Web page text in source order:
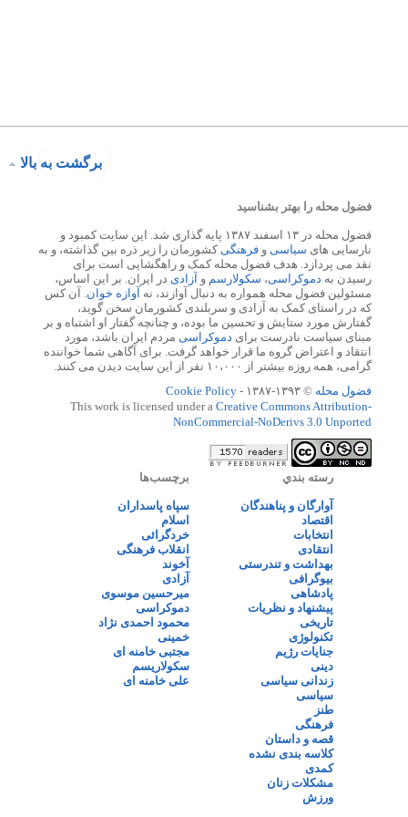
برگشت به بالا
فضول محله را بهتر بشناسید
فضول محله در ۱۳ اسفند ۱۳۸۷ پایه گذاری شد. این سایت کمبود و
نارسایی های سیاسی و فرهنگیکشورمان را زیر ذره بین گذاشته، و به
نقد می پردازد. هدف فضول محله کمک و راهگشایی است برای
رسیدن به دموکراسی، سکولارسم و آزادی در ایران. بر این اساس،
مسئولین فضول محله همواره به دنبال آوازند، نه آوازه خوان. آن کس
که در راستای کمک به آزادی و سربلندی کشورمان سخن گوید،
گفتارش مورد ستایش و تحسین ما بوده، و چنانچه گفتار او اشتباه و بر
مبنای سیاست نادرست برای دموکراسی مردم ایران باشد، مورد
انتقاد و اعتراض گروه ما قرار خواهد گرفت. برای آگاهی شما خواننده
گرامی، همه روزه بیشتر از ۱۰،۰۰۰ نفر از این سایت دیدن می کنند.
فضول محله © ۱۳۹۳-۱۳۸۷ -
Cookie Policy
This work is licensed under a Creative Commons Attribution-
NonCommercial-NoDerivs 3.0 Unported
رسته بندي
آوارگان و پناهندگان
اقتصاد
انتخابات
انتقادی
بهداشت و تندرستی
بیوگرافی
پادشاهی
پیشنهاد و نظریات
تاریخی
تکنولوژی
جنایات رژیم
دینی
زندانی سیاسی
سیاسی
طنز
فرهنگی
قصه و داستان
کلاسه بندی نشده
کمدی
مشکلات زنان
ورزش
برچسب‌ها
سپاه پاسداران
اسلام
خردگرائی
انقلاب فرهنگی
آخوند
آزادی
میرحسین موسوی
دموکراسی
محمود احمدی نژاد
خمینی
مجتبی خامنه ای
سکولاریسم
علی خامنه ای